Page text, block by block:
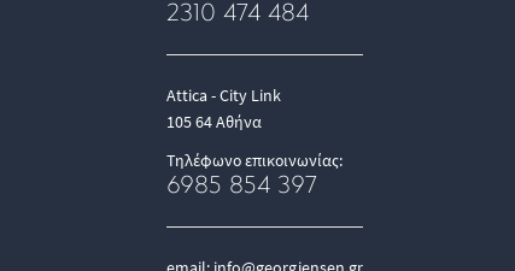
2310 474 484
Attica - City Link
105 64 Αθήνα
Τηλέφωνο επικοινωνίας:
6985 854 397